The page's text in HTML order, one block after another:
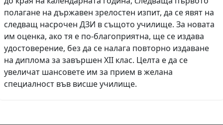
полагане на държавен зрелостен изпит, да се явят на
следващ насрочен ДЗИ в същото училище. За новата
им оценка, ако тя е по-благоприятна, ще се издава
удостоверение, без да се налага повторно издаване
на диплома за завършен XII клас. Целта е да се
увеличат шансовете им за прием в желана
специалност във висше училище.